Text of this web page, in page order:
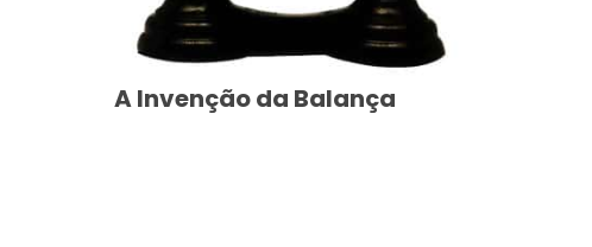
A Invenção da Balança